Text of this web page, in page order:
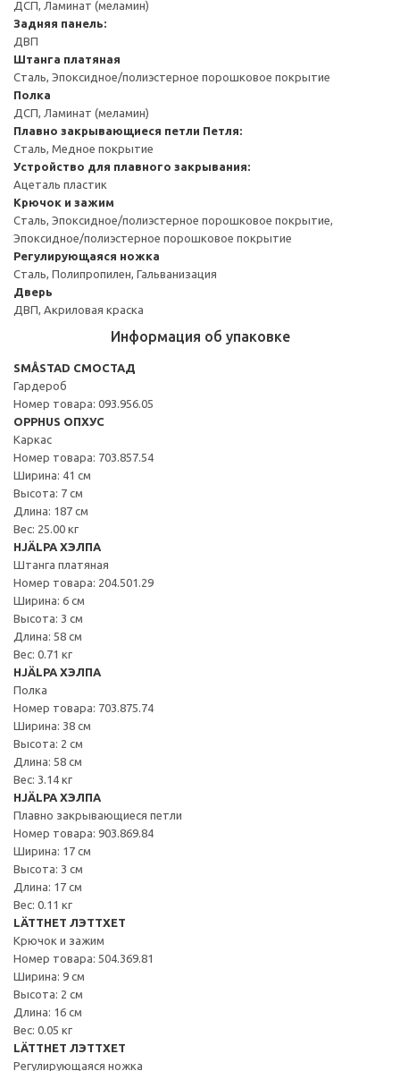
ДСП, Ламинат (меламин)
Задняя панель:
ДВП
Штанга платяная
Сталь, Эпоксидное/полиэстерное порошковое покрытие
Полка
ДСП, Ламинат (меламин)
Плавно закрывающиеся петли Петля:
Сталь, Медное покрытие
Устройство для плавного закрывания:
Ацеталь пластик
Крючок и зажим
Сталь, Эпоксидное/полиэстерное порошковое покрытие,
Эпоксидное/полиэстерное порошковое покрытие
Регулирующаяся ножка
Сталь, Полипропилен, Гальванизация
Дверь
ДВП, Акриловая краска
Информация об упаковке
SMÅSTAD СМОСТАД
Гардероб
Номер товара: 093.956.05
OPPHUS ОПХУС
Каркас
Номер товара: 703.857.54
Ширина: 41 см
Высота: 7 см
Длина: 187 см
Вес: 25.00 кг
HJÄLPA ХЭЛПА
Штанга платяная
Номер товара: 204.501.29
Ширина: 6 см
Высота: 3 см
Длина: 58 см
Вес: 0.71 кг
HJÄLPA ХЭЛПА
Полка
Номер товара: 703.875.74
Ширина: 38 см
Высота: 2 см
Длина: 58 см
Вес: 3.14 кг
HJÄLPA ХЭЛПА
Плавно закрывающиеся петли
Номер товара: 903.869.84
Ширина: 17 см
Высота: 3 см
Длина: 17 см
Вес: 0.11 кг
LÄTTHET ЛЭТТХЕТ
Крючок и зажим
Номер товара: 504.369.81
Ширина: 9 см
Высота: 2 см
Длина: 16 см
Вес: 0.05 кг
LÄTTHET ЛЭТТХЕТ
Регулирующаяся ножка